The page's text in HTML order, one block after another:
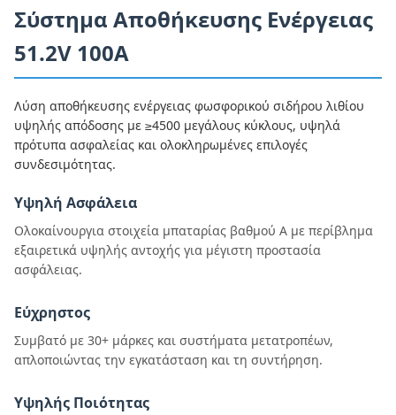
Σύστημα Αποθήκευσης Ενέργειας
51.2V 100A
Λύση αποθήκευσης ενέργειας φωσφορικού σιδήρου λιθίου
υψηλής απόδοσης με ≥4500 μεγάλους κύκλους, υψηλά
πρότυπα ασφαλείας και ολοκληρωμένες επιλογές
συνδεσιμότητας.
Υψηλή Ασφάλεια
Ολοκαίνουργια στοιχεία μπαταρίας βαθμού Α με περίβλημα
εξαιρετικά υψηλής αντοχής για μέγιστη προστασία
ασφάλειας.
Εύχρηστος
Συμβατό με 30+ μάρκες και συστήματα μετατροπέων,
απλοποιώντας την εγκατάσταση και τη συντήρηση.
Υψηλής Ποιότητας